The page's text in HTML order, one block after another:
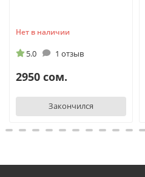
Нет в наличии
5.0 1 отзыв
2950 сом.
Закончился